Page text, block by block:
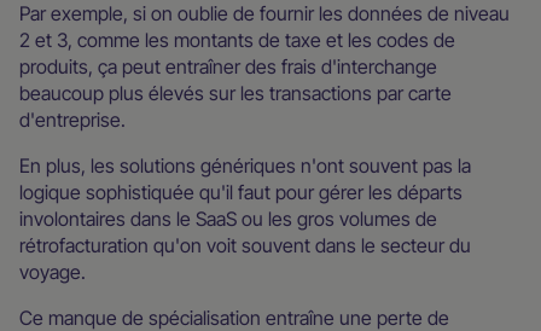
Par exemple, si on oublie de fournir les données de niveau
2 et 3, comme les montants de taxe et les codes de
produits, ça peut entraîner des frais d'interchange
beaucoup plus élevés sur les transactions par carte
d'entreprise.
En plus, les solutions génériques n'ont souvent pas la
logique sophistiquée qu'il faut pour gérer les départs
involontaires dans le SaaS ou les gros volumes de
rétrofacturation qu'on voit souvent dans le secteur du
voyage.
Ce manque de spécialisation entraîne une perte de